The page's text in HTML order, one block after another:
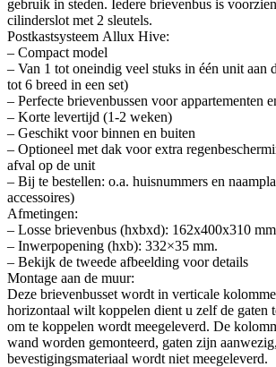
gebruik in steden. Iedere brievenbus is
cilinderslot met 2 sleutels.
Postkastsysteem Allux Hive:
– Compact model
– Van 1 tot oneindig veel stuks in één unit aan
tot 6 breed in een set)
– Perfecte brievenbussen voor appartementen
– Korte levertijd (1-2 weken)
– Geschikt voor binnen en buiten
– Optioneel met dak voor extra
afval op de unit
– Bij te bestellen: o.a. huisnummers en
accessoires)
Afmetingen:
– Losse brievenbus (hxbxd): 162x400x310
– Inwerpopening (hxb): 332×35 mm.
– Bekijk de tweede afbeelding voor details
Montage aan de muur:
Deze brievenbusset wordt in verticale
horizontaal wilt koppelen dient u zelf de gaten
om te koppelen wordt meegeleverd. De
wand worden gemonteerd, gaten zijn aanwezig,
bevestigingsmateriaal wordt niet meegeleverd.